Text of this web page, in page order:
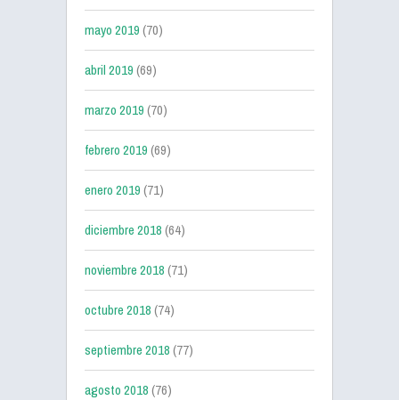
mayo 2019(70)
abril 2019(69)
marzo 2019(70)
febrero 2019(69)
enero 2019(71)
diciembre 2018(64)
noviembre 2018(71)
octubre 2018(74)
septiembre 2018(77)
agosto 2018(76)